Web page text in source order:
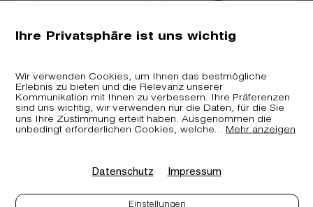
arverei.ch -
Murmeltierölsalbe
Bündner Arve
arverei.ch -
Raumduft Bündner
Arve
Ihre Privatsphäre ist uns wichtig
Wir verwenden Cookies, um Ihnen das bestmögliche
Erlebnis zu bieten und die Relevanz unserer
Kommunikation mit Ihnen zu verbessern. Ihre Präferenzen
sind uns wichtig, wir verwenden nur die Daten, für die Sie
uns Ihre Zustimmung erteilt haben. Ausgenommen die
unbedingt erforderlichen Cookies, welche... Mehr anzeigen
Datenschutz Impressum